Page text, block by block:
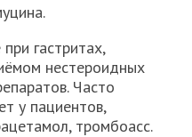
гастритах,
нестероидных
Часто
у пациентов,
тромбоасс.